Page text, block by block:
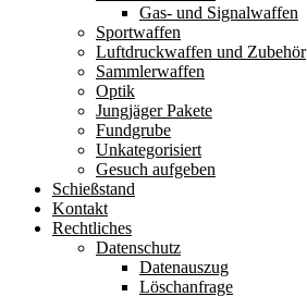
Gas- und Signalwaffen
Sportwaffen
Luftdruckwaffen und Zubehör
Sammlerwaffen
Optik
Jungjäger Pakete
Fundgrube
Unkategorisiert
Gesuch aufgeben
Schießstand
Kontakt
Rechtliches
Datenschutz
Datenauszug
Löschanfrage